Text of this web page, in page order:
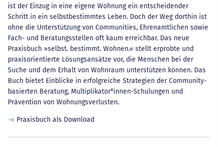
ist der Einzug in eine eigene Wohnung ein entscheidender
Schritt in ein selbstbestimmtes Leben. Doch der Weg dorthin ist
ohne die Unterstützung von Communities, Ehrenamtlichen sowie
Fach- und Beratungsstellen oft kaum erreichbar. Das neue
Praxisbuch »selbst. bestimmt. Wohnen.« stellt erprobte und
praxisorientierte Lösungsansätze vor, die Menschen bei der
Suche und dem Erhalt von Wohnraum unterstützen können. Das
Buch bietet Einblicke in erfolgreiche Strategien der Community-
basierten Beratung, Multiplikator*innen-Schulungen und
Prävention von Wohnungsverlusten.
Praxisbuch als Download